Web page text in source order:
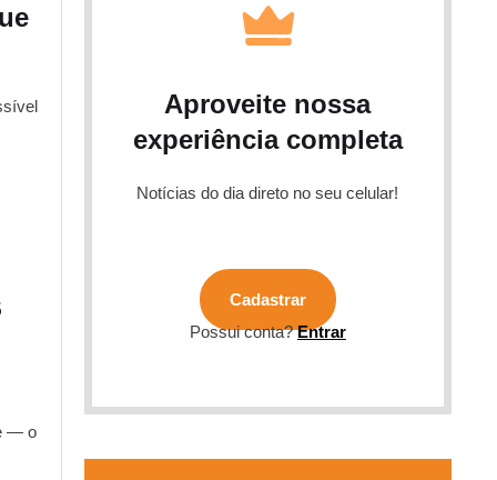
— o
Aproveite nossa
experiência completa
Notícias do dia direto no seu celular!
Cadastrar
Possui conta?Entrar